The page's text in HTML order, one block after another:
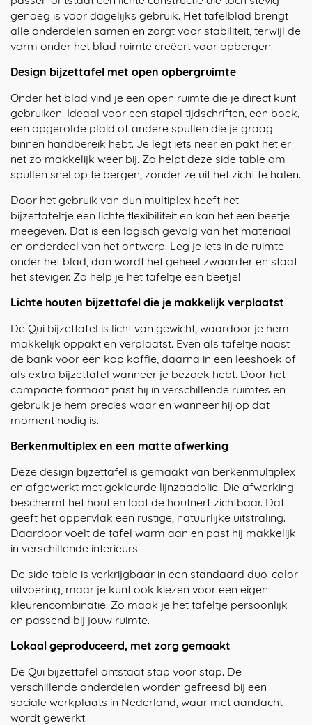
genoeg is voor dagelijks gebruik. Het tafelblad brengt
alle onderdelen samen en zorgt voor stabiliteit, terwijl de
vorm onder het blad ruimte creëert voor opbergen.
Design bijzettafel met open opbergruimte
Onder het blad vind je een open ruimte die je direct kunt
gebruiken. Ideaal voor een stapel tijdschriften, een boek,
een opgerolde plaid of andere spullen die je graag
binnen handbereik hebt. Je legt iets neer en pakt het er
net zo makkelijk weer bij. Zo helpt deze side table om
spullen snel op te bergen, zonder ze uit het zicht te halen.
Door het gebruik van dun multiplex heeft het
bijzettafeltje een lichte flexibiliteit en kan het een beetje
meegeven. Dat is een logisch gevolg van het materiaal
en onderdeel van het ontwerp. Leg je iets in de ruimte
onder het blad, dan wordt het geheel zwaarder en staat
het steviger. Zo help je het tafeltje een beetje!
Lichte houten bijzettafel die je makkelijk verplaatst
De Qui bijzettafel is licht van gewicht, waardoor je hem
makkelijk oppakt en verplaatst. Even als tafeltje naast
de bank voor een kop koffie, daarna in een leeshoek of
als extra bijzettafel wanneer je bezoek hebt. Door het
compacte formaat past hij in verschillende ruimtes en
gebruik je hem precies waar en wanneer hij op dat
moment nodig is.
Berkenmultiplex en een matte afwerking
Deze design bijzettafel is gemaakt van berkenmultiplex
en afgewerkt met gekleurde lijnzaadolie. Die afwerking
beschermt het hout en laat de houtnerf zichtbaar. Dat
geeft het oppervlak een rustige, natuurlijke uitstraling.
Daardoor voelt de tafel warm aan en past hij makkelijk
in verschillende interieurs.
De side table is verkrijgbaar in een standaard duo-color
uitvoering, maar je kunt ook kiezen voor een eigen
kleurencombinatie. Zo maak je het tafeltje persoonlijk
en passend bij jouw ruimte.
Lokaal geproduceerd, met zorg gemaakt
De Qui bijzettafel ontstaat stap voor stap. De
verschillende onderdelen worden gefreesd bij een
sociale werkplaats in Nederland, waar met aandacht
wordt gewerkt.